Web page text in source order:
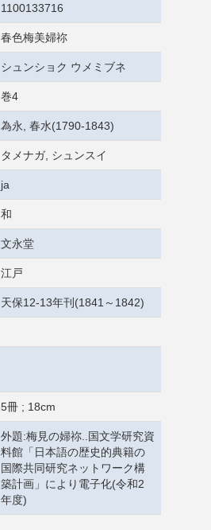
1100133716
春色梅美婦祢
シュンショク ウメミブネ
巻4
為永, 春水(1790-1843)
タメナガ, シュンスイ
ja
和
文永堂
江戸
天保12-13年刊(1841～1842)
5冊 ; 18cm
外題:梅見の婦祢..国文学研究資
料館「日本語の歴史的典籍の
国際共同研究ネットワーク構
築計画」により電子化(令和2
年度)